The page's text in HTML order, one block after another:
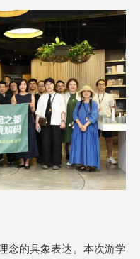
念的具象表达。本次游学